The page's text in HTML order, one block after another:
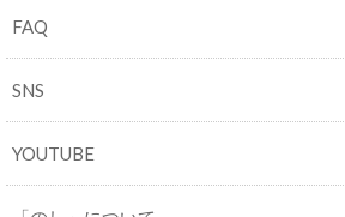
FAQ
SNS
YOUTUBE